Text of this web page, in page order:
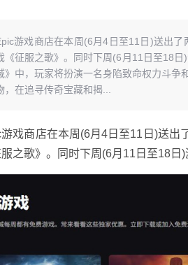
游戏商店在本周(6月4日至11日)送出
《征服之歌》。同时下周(6月11日至18
》中，玩家将扮演一名身陷致命权力斗争
，在追寻传奇宝藏和揭...
商店在本周(6月4日至11日)送出
之歌》。同时下周(6月11日至18